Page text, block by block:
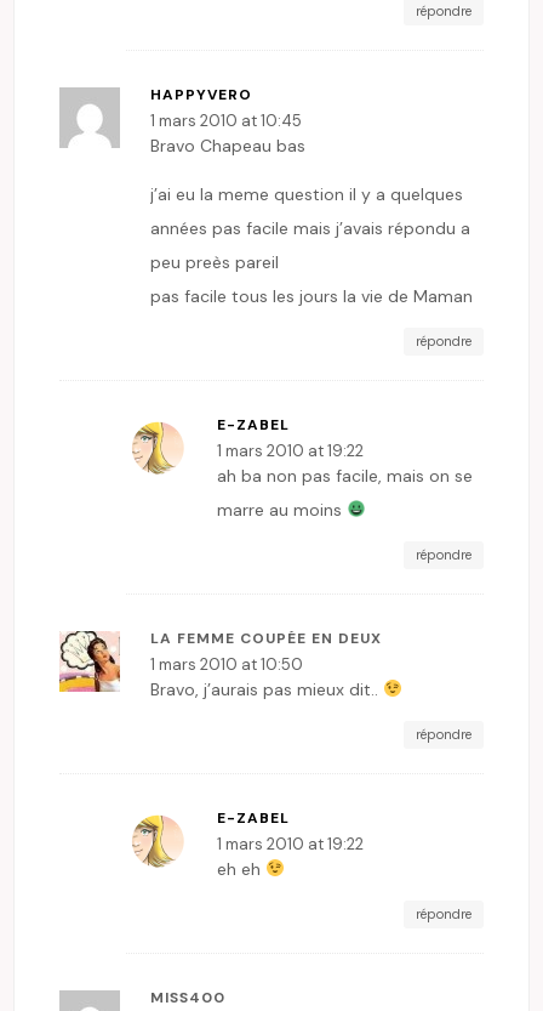
répondre
HAPPYVERO
1 mars 2010 at 10:45
Bravo Chapeau bas
j’ai eu la meme question il y a quelques
années pas facile mais j’avais répondu a
peu preès pareil
pas facile tous les jours la vie de Maman
répondre
E-ZABEL
1 mars 2010 at 19:22
ah ba non pas facile, mais on se
marre au moins
répondre
LA FEMME COUPÉE EN DEUX
1 mars 2010 at 10:50
Bravo, j’aurais pas mieux dit..
répondre
E-ZABEL
1 mars 2010 at 19:22
eh eh
répondre
MISS400